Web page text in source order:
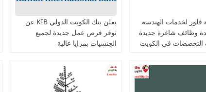
لخدمات الهندسة
وظائف شاغرة جديدة
في الكويت
يعلن بنك الكويت الدولي KIB عن
توفر فرص عمل جديدة لجميع
الجنسيات بمزايا عالية